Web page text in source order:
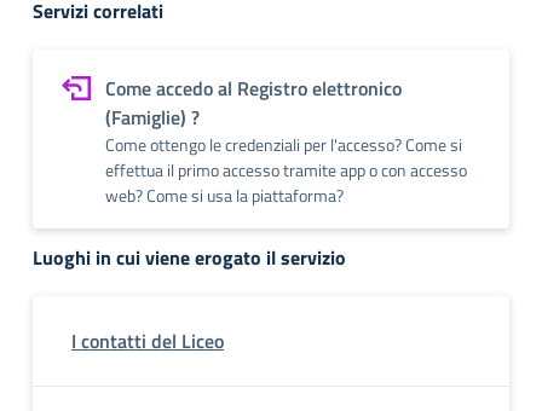
Servizi correlati
Come accedo al Registro elettronico
(Famiglie) ?
Come ottengo le credenziali per l'accesso? Come si
effettua il primo accesso tramite app o con accesso
web? Come si usa la piattaforma?
Luoghi in cui viene erogato il servizio
I contatti del Liceo